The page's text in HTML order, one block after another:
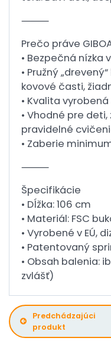
⸻
Prečo práve
• Bezpečná nízka
• Pružný
kovové časti,
• Kvalita vyrobená
• Vhodné pre
pravidelné
• Zaberie
⸻
Špecifikácie
• Dĺžka: 106 cm
• Materiál: FSC
• Vyrobené v EÚ,
• Patentovaný
• Obsah balenia:
zvlášť)
Predchádzajúci
produkt